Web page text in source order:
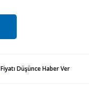
Fiyatı Düşünce Haber Ver